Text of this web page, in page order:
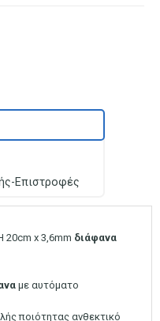
Επιστροφές
20cm x 3,6mm διάφανα
με αυτόματο
ποιότητας ανθεκτικό